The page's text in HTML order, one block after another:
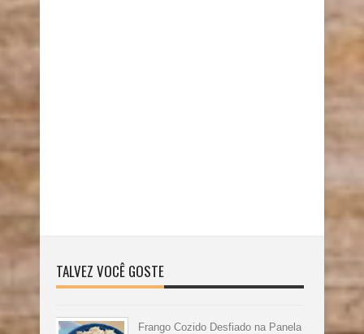
TALVEZ VOCÊ GOSTE
Frango Cozido Desfiado na Panela